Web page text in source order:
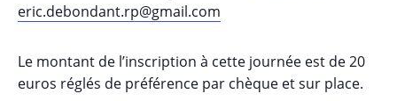
eric.debondant.rp@gmail.com
Le montant de l’inscription à cette journée est de 20
euros réglés de préférence par chèque et sur place.